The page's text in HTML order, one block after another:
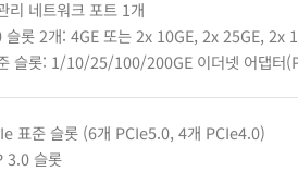
리 네트워크 포트 1개
슬롯 2개: 4GE 또는 2x 10GE, 2x 25GE, 2x
슬롯: 1/10/25/100/200GE 이더넷 어댑터
표준 슬롯 (6개 PCIe5.0, 4개 PCIe4.0)
3.0 슬롯